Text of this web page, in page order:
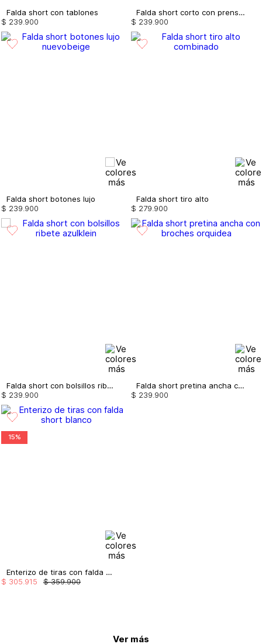
Falda short con tablones
$ 239 900
Falda short corto con prenses
$ 239 900
Falda short botones lujo
$ 239 900
Falda short tiro alto
$ 279 900
Falda short con bolsillos ribete
$ 239 900
Falda short pretina ancha con broches
$ 239 900
15%
Enterizo de tiras con falda short
$ 359.900
$ 305 915
Ver más